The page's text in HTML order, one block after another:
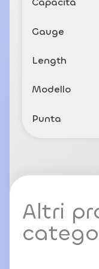
Gauge
Length
Modello
Punta
Altri